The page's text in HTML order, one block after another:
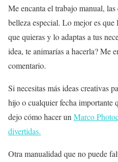
Me encanta el trabajo manual,
belleza especial. Lo mejor es
que quieras y lo adaptas a tus
idea, te animarías a hacerla? Me
comentario.
Si necesitas más ideas creativas
hijo o cualquier fecha importante
dejo cómo hacer unMarco
divertidas.
Otra manualidad que no puede